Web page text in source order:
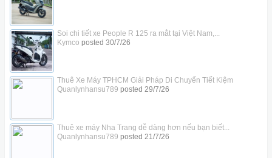
Soi chi tiết xe People R 125 ra mắt tại Việt Nam,...
Kymco posted 30/7/26
Thuê Xe Máy TPHCM Giải Pháp Di Chuyển Tiết Kiệm
Quanlynhansu789 posted 29/7/26
Thuê xe máy Nha Trang dễ dàng hơn nếu bạn biết...
Quanlynhansu789 posted 21/7/26